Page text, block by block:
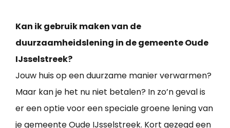
Kan ik gebruik maken van de
duurzaamheidslening in de gemeente Oude
IJsselstreek?
Jouw huis op een duurzame manier verwarmen?
Maar kan je het nu niet betalen? In zo’n geval is
er een optie voor een speciale groene lening van
je gemeente Oude IJsselstreek. Kort gezegd een